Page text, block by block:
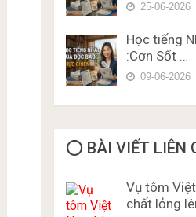
25-06-2026
Học tiếng
:Cơn Sốt …
09-06-2026
⭕️ BÀI VIẾT LIÊN
Vụ tôm
chất lỏng